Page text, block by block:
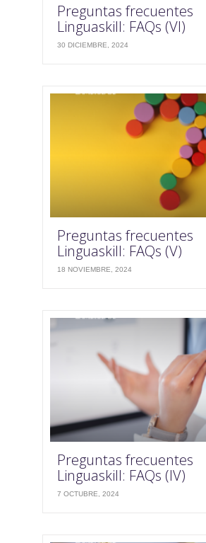
Preguntas frecuentes
Linguaskill: FAQs (VI)
30 DICIEMBRE, 2024
Preguntas frecuentes
Linguaskill: FAQs (V)
18 NOVIEMBRE, 2024
Preguntas frecuentes
Linguaskill: FAQs (IV)
7 OCTUBRE, 2024